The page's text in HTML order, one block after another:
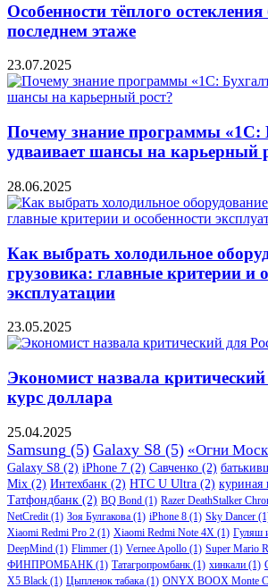
Особенности тёплого
последнем этаже
23.07.2025
Почему знание программы «1С:
удваивает шансы на карьерный
28.06.2025
Как выбрать холодильное
грузовика: главные критерии и
эксплуатации
23.05.2025
Экономист назвала
курс доллара
25.04.2025
Samsung (5) Galaxy S8 (5) «Огни
Galaxy S8 (2) iPhone 7 (2) Савченко (2)
Mix (2) Интехбанк (2) HTC U Ultra (2) куриная
Татфондбанк (2) BQ Bond (1) Razer DeathStalker
NetCredit (1) Зоя Булгакова (1) iPhone 8 (1) Sky Dancer
Xiaomi Redmi Pro 2 (1) Xiaomi Redmi Note 4X (1) Гуляш
DeepMind (1) Flimmer (1) Vernee Apollo (1) Super Mario
ФИНПРОМБАНК (1) Татагропромбанк (1) хинкали (1)
X5 Black (1) Цыпленок табака (1) ONYX BOOX Monte